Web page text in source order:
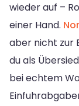
wieder auf –
einer Hand.
aber nicht zur
du als
bei echtem